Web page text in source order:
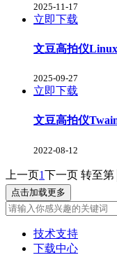
2025-11-17
立即下载
文豆高拍仪
2025-09-27
立即下载
文豆高拍仪
2022-08-12
上一页1下一页 转至第
点击加载更多
技术支持
下载中心